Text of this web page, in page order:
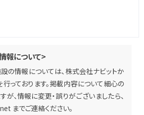
報について>
設の情報については、株式会社ナビットか
っております。掲載内容について細心の
が、情報に変更・誤りがございましたら、
までご連絡ください。